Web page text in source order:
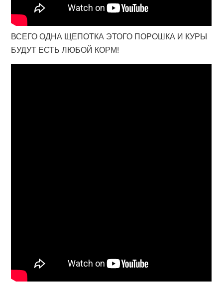
ВСЕГО ОДНА ЩЕПОТКА ЭТОГО ПОРОШКА И КУРЫ
БУДУТ ЕСТЬ ЛЮБОЙ КОРМ!